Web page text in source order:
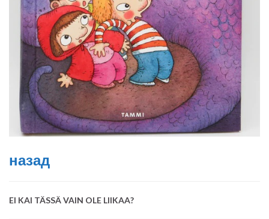
назад
EI KAI TÄSSÄ VAIN OLE LIIKAA?